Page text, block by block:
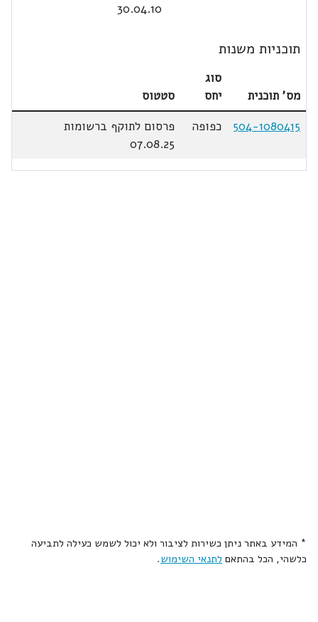
30.04.10
תוכניות משנות
מס' תוכנית
סוג
יחס
סטטוס
504-1080415
כפופה
פרסום לתוקף ברשומות
07.08.25
* המידע באתר ניתן כשירות לציבור ולא יכול לשמש כעילה לתביעה
כלשהי, הכל בהתאם לתנאי השימוש.